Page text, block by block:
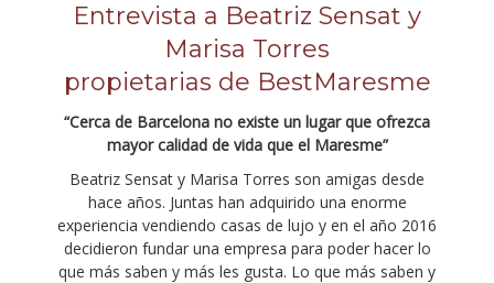
Entrevista a Beatriz Sensat y
Marisa Torres
propietarias de BestMaresme
“Cerca de Barcelona no existe un lugar que ofrezca
mayor calidad de vida que el Maresme”
Beatriz Sensat y Marisa Torres son amigas desde
hace años. Juntas han adquirido una enorme
experiencia vendiendo casas de lujo y en el año 2016
decidieron fundar una empresa para poder hacer lo
que más saben y más les gusta. Lo que más saben y